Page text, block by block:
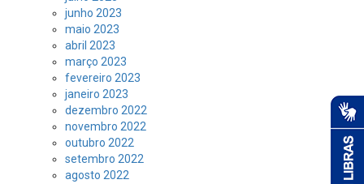
junho 2023
maio 2023
abril 2023
março 2023
fevereiro 2023
janeiro 2023
dezembro 2022
novembro 2022
outubro 2022
setembro 2022
agosto 2022